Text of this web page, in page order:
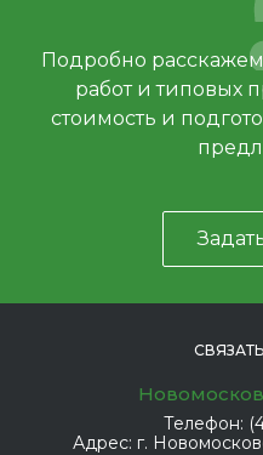
Подробно расскажем
работ и типовых
стоимость и
Телефон:
Адрес: г.